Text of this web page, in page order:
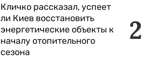
2
Кличко рассказал, успеет
ли Киев восстановить
энергетические объекты к
началу отопительного
сезона